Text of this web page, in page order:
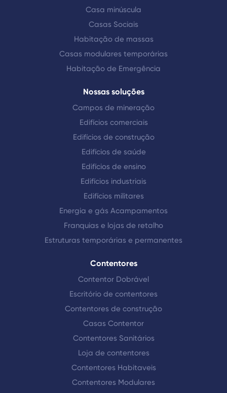
Casa minúscula
Casas Sociais
Habitação de massas
Casas modulares temporárias
Habitação de Emergência
Nossas soluções
Campos de mineração
Edifícios comerciais
Edifícios de construção
Edifícios de saúde
Edifícios de ensino
Edifícios industriais
Edifícios militares
Energia e gás Acampamentos
Franquias e lojas de retalho
Estruturas temporárias e permanentes
Contentores
Contentor Dobrável
Escritório de contentores
Contentores de construção
Casas Contentor
Contentores Sanitários
Loja de contentores
Contentores Habitaveis
Contentores Modulares